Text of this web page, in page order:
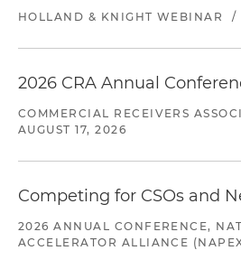
HOLLAND & KNIGHT WEBINAR /
2026 CRA Annual
COMMERCIAL RECEIVERS
AUGUST 17, 2026
Competing for CSOs and
2026 ANNUAL CONFERENCE,
ACCELERATOR ALLIANCE